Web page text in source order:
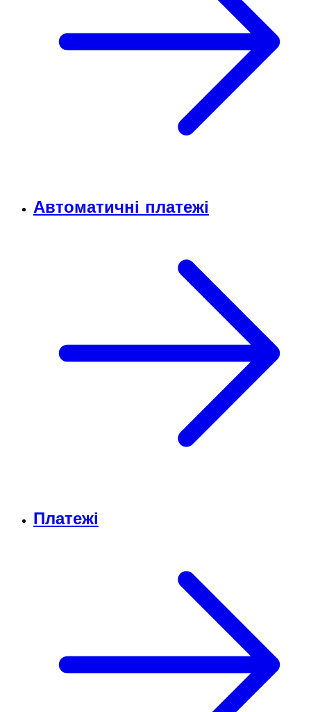
Автоматичні платежі
Платежі